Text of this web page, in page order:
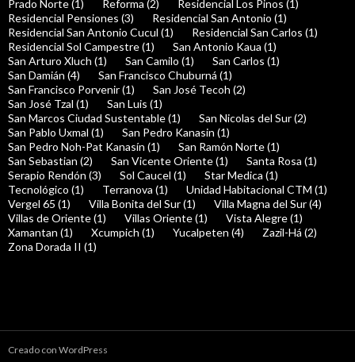
Prado Norte (1)
Reforma (2)
Residencial Los Pinos (1)
Residencial Pensiones (3)
Residencial San Antonio (1)
Residencial San Antonio Cucul (1)
Residencial San Carlos (1)
Residencial Sol Campestre (1)
San Antonio Kaua (1)
San Arturo Xluch (1)
San Camilo (1)
San Carlos (1)
San Damián (4)
San Francisco Chuburná (1)
San Francisco Porvenir (1)
San José Tecoh (2)
San José Tzal (1)
San Luis (1)
San Marcos Ciudad Sustentable (1)
San Nicolas del Sur (2)
San Pablo Uxmal (1)
San Pedro Kanasin (1)
San Pedro Noh-Pat Kanasín (1)
San Ramón Norte (1)
San Sebastian (2)
San Vicente Oriente (1)
Santa Rosa (1)
Serapio Rendón (3)
Sol Caucel (1)
Star Medica (1)
Tecnológico (1)
Terranova (1)
Unidad Habitacional CTM (1)
Vergel 65 (1)
Villa Bonita del Sur (1)
Villa Magna del Sur (4)
Villas de Oriente (1)
Villas Oriente (1)
Vista Alegre (1)
Xamantan (1)
Xcumpich (1) Yucalpeten (4)
Zazil-Há (2)
Zona Dorada II (1)
Creado con WordPress